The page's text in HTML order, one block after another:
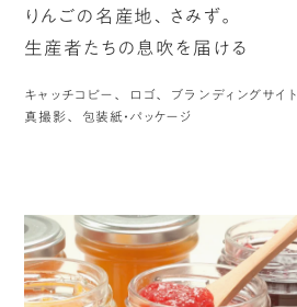
りんごの名産地、さみず。
生産者たちの息吹を届ける
キャッチコピー ロゴ ブランディングサイト
真撮影
包装紙・パッケージ